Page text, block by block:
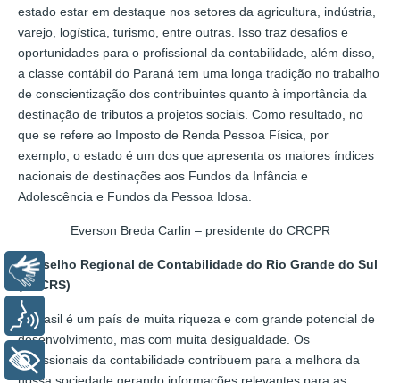
estado estar em destaque nos setores da agricultura, indústria,
varejo, logística, turismo, entre outras. Isso traz desafios e
oportunidades para o profissional da contabilidade, além disso,
a classe contábil do Paraná tem uma longa tradição no trabalho
de conscientização dos contribuintes quanto à importância da
destinação de tributos a projetos sociais. Como resultado, no
que se refere ao Imposto de Renda Pessoa Física, por
exemplo, o estado é um dos que apresenta os maiores índices
nacionais de destinações aos Fundos da Infância e
Adolescência e Fundos da Pessoa Idosa.
Everson Breda Carlin – presidente do CRCPR
Conselho Regional de Contabilidade do Rio Grande do Sul
(CRCRS)
O Brasil é um país de muita riqueza e com grande potencial de
desenvolvimento, mas com muita desigualdade. Os
profissionais da contabilidade contribuem para a melhora da
Libras
Voz
+ Acessibilidade